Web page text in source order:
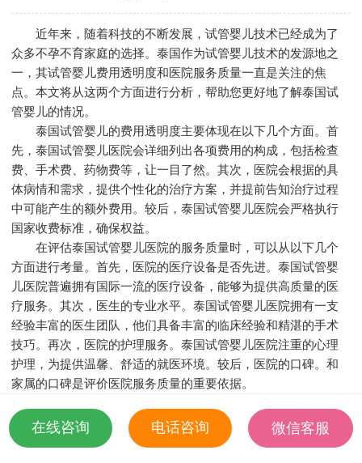
近年来，随着科技的不断发展，试管婴儿技术已经成为了
众多不孕不育家庭的选择。泰国作为试管婴儿技术的发源地之
一，其试管婴儿费用透明度和医院服务质量一直是关注的焦
点。本文将从这两个方面进行分析，帮助您更好地了解泰国试
管婴儿的情况。
泰国试管婴儿的费用透明度主要体现在以下几个方面。首
先，泰国试管婴儿医院会详细列出各项费用的构成，包括检查
费、手术费、药物费等，让一目了然。其次，医院会根据的具
体病情和需求，提供个性化的治疗方案，并提前告知治疗过程
中可能产生的额外费用。较后，泰国试管婴儿医院会严格执行
国家收费标准，确保权益。
在评估泰国试管婴儿医院的服务质量时，可以从以下几个
方面进行考量。首先，医院的医疗设备是否先进。泰国试管婴
儿医院普遍拥有国际一流的医疗设备，能够为提供高质量的医
疗服务。其次，医生的专业水平。泰国试管婴儿医院拥有一支
经验丰富的医生团队，他们具备丰富的临床经验和精湛的手术
技巧。再次，医院的护理服务。泰国试管婴儿医院注重的心理
护理，为提供温馨、舒适的就医环境。较后，医院的口碑。和
家属的口碑是评价医院服务质量的重要依据。
试管婴儿治疗时需要重点关注的两个方面。通过以上分析，相
信大家对泰国试管婴儿有了更深入的了解。在选择泰国试管婴
在线咨询 电话咨询
微信客服